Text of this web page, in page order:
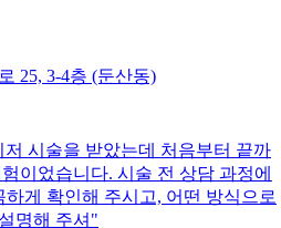
25, 3-4층 (둔산동)
시술을 받았는데 처음부터 끝까
이었습니다. 시술 전 상담 과정에
게 확인해 주시고, 어떤 방식으로
명해 주셔 "